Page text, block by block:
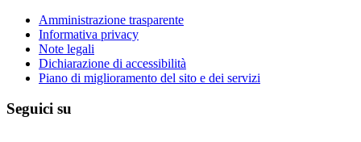
Amministrazione trasparente
Informativa privacy
Note legali
Dichiarazione di accessibilità
Piano di miglioramento del sito e dei servizi
Seguici su